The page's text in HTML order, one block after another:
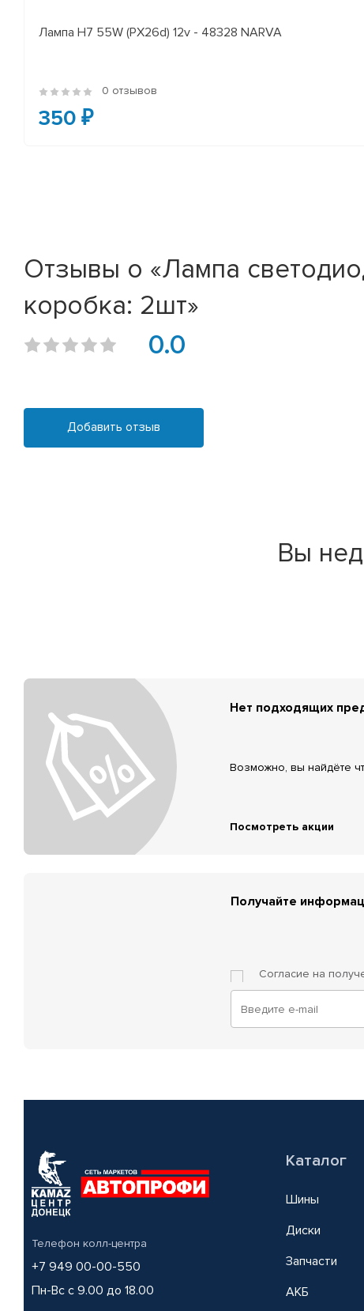
Лампа H7 55W (PX26d) 12v - 48328 NARVA
0 отзывов
350 ₽
Отзывы о «Лампа
коробка: 2шт»
0.0
Добавить отзыв
Вы
Нет подходящих
Возможно, вы найдёте
Посмотреть акции
Получайте
Согласие на
Телефон колл-центра
+7 949 00-00-550
Пн-Вс с 9.00 до 18.00
Каталог
Шины
Диски
Запчасти
АКБ